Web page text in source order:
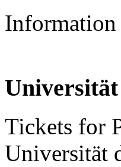
Information
Tickets for
Universität